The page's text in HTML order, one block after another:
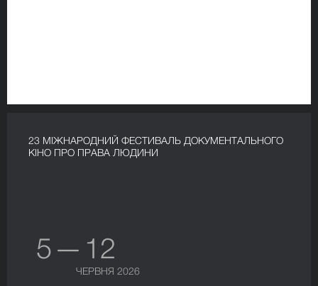
23 МІЖНАРОДНИЙ ФЕСТИВАЛЬ ДОКУМЕНТАЛЬНОГО
КІНО ПРО ПРАВА ЛЮДИНИ
5 — 12
ЧЕРВНЯ 2026